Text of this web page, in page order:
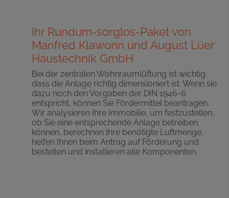
Ihr Rundum-sorglos-Paket von
Manfred Klawonn und August Lüer
Haustechnik GmbH
Bei der zentralen Wohnraumlüftung ist wichtig,
dass die Anlage richtig dimensioniert ist. Wenn sie
dazu noch den Vorgaben der DIN 1946-6
entspricht, können Sie Fördermittel beantragen.
Wir analysieren Ihre Immobilie, um festzustellen,
ob Sie eine entsprechende Anlage betreiben
können, berechnen Ihre benötigte Luftmenge,
helfen Ihnen beim Antrag auf Förderung und
bestellen und installieren alle Komponenten.